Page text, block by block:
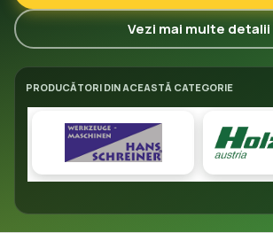
Vezi mai multe detalii
PRODUCĂTORI DIN ACEASTĂ CATEGORIE